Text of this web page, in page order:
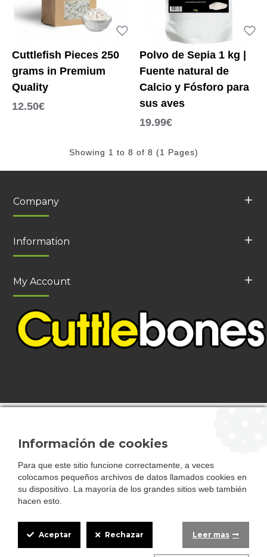
Cuttlefish Pieces 250
grams in Premium
Quality
12.50€
Polvo de Sepia 1 kg |
Fuente natural de
Calcio y Fósforo para
sus aves
19.99€
Showing 1 to 8 of 8 (1 Pages)
Company
Information
My Account
General conditions
Privacy policy
Site Map
StrongCages SL . All rights reserved.
Cuttlebonescompany.com belongs to the StrongCages SL group, a
5895 / folio 15 / entry 1 with page SE-102111, Mairena del Alcor, Seville,
SPAIN
Cookie
Información de cookies
Para que este sitio funcione correctamente, a veces
colocamos pequeños archivos de datos llamados cookies en
su dispositivo. La mayoría de los grandes sitios web también
hacen esto.
Aceptar Rechazar Leer mas